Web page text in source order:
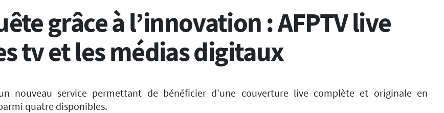
grâce à l’innovation : AFPTV live
tv et les médias digitaux
un nouveau service permettant de bénéficier d'une couverture live complète et originale en
quatre disponibles.